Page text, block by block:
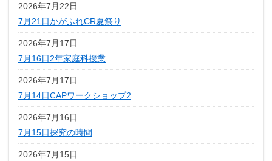
2026年7月22日
7月21日かがふれCR夏祭り
2026年7月17日
7月16日2年家庭科授業
2026年7月17日
7月14日CAPワークショップ2
2026年7月16日
7月15日探究の時間
2026年7月15日